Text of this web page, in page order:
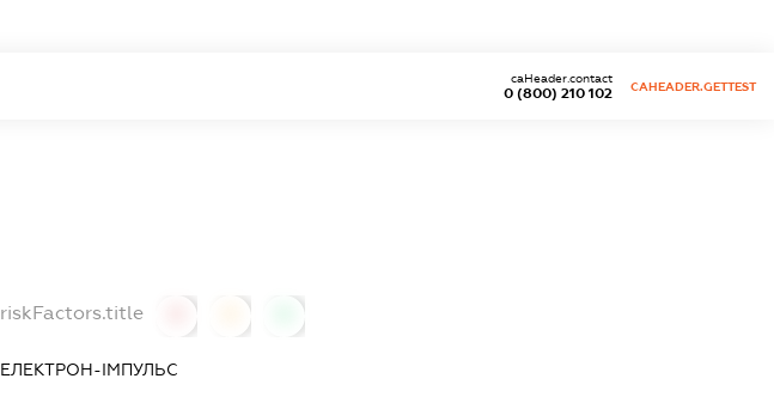
0 (800) 210 102
caHeader.contact
CAHEADER.GETTEST
riskFactors.title
ЕЛЕКТРОН-ІМПУЛЬС